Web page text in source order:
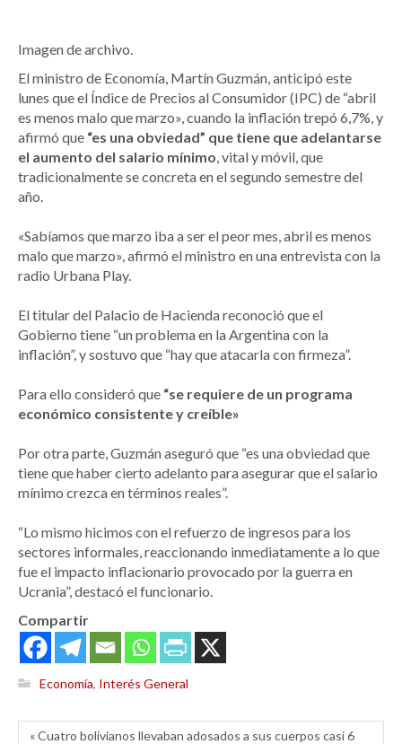
Imagen de archivo.
El ministro de Economía, Martín Guzmán, anticipó este
lunes que el Índice de Precios al Consumidor (IPC) de “abril
es menos malo que marzo», cuando la inflación trepó 6,7%, y
afirmó que “es una obviedad” que tiene que adelantarse
el aumento del salario mínimo , vital y móvil, que
tradicionalmente se concreta en el segundo semestre del
año.
«Sabíamos que marzo iba a ser el peor mes, abril es menos
malo que marzo», afirmó el ministro en una entrevista con la
radio Urbana Play.
El titular del Palacio de Hacienda reconoció que el
Gobierno tiene “un problema en la Argentina con la
inflación”, y sostuvo que “hay que atacarla con firmeza”.
Para ello consideró que “se requiere de un programa
económico consistente y creíble»
Por otra parte, Guzmán aseguró que “es una obviedad que
tiene que haber cierto adelanto para asegurar que el salario
mínimo crezca en términos reales”.
“Lo mismo hicimos con el refuerzo de ingresos para los
sectores informales, reaccionando inmediatamente a lo que
fue el impacto inflacionario provocado por la guerra en
Ucrania”, destacó el funcionario.
Compartir
Economía, Interés General
« Cuatro bolivianos llevaban adosados a sus cuerpos casi 6